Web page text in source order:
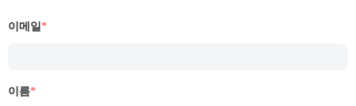
이메일*
이름*